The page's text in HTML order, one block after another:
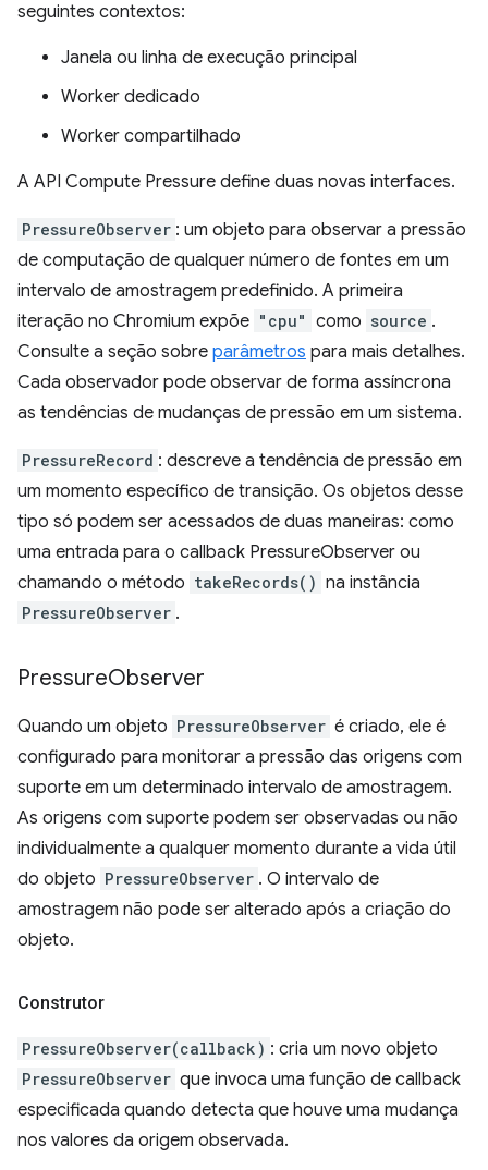
seguintes contextos:
Janela ou linha de execução principal
Worker dedicado
Worker compartilhado
A API Compute Pressure define duas novas interfaces.
PressureObserver : um objeto para observar a pressão
de computação de qualquer número de fontes em um
intervalo de amostragem predefinido. A primeira
iteração no Chromium expõe "cpu" como source .
Consulte a seção sobre parâmetros para mais detalhes.
Cada observador pode observar de forma assíncrona
as tendências de mudanças de pressão em um sistema.
PressureRecord : descreve a tendência de pressão em
um momento específico de transição. Os objetos desse
tipo só podem ser acessados de duas maneiras: como
uma entrada para o callback PressureObserver ou
chamando o método takeRecords() na instância
PressureObserver .
PressureObserver
Quando um objeto PressureObserver é criado, ele é
configurado para monitorar a pressão das origens com
suporte em um determinado intervalo de amostragem.
As origens com suporte podem ser observadas ou não
individualmente a qualquer momento durante a vida útil
do objeto PressureObserver . O intervalo de
amostragem não pode ser alterado após a criação do
objeto.
Construtor
PressureObserver(callback) : cria um novo objeto
PressureObserver que invoca uma função de callback
especificada quando detecta que houve uma mudança
nos valores da origem observada.